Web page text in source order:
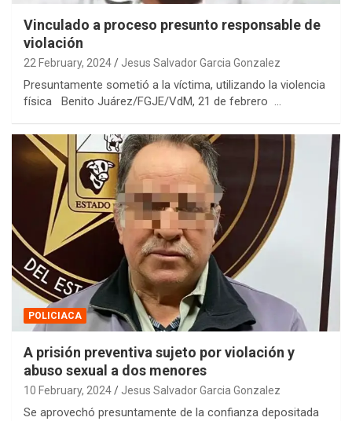
Vinculado a proceso presunto responsable de
violación
22 February, 2024 Jesus Salvador Garcia Gonzalez
Presuntamente sometió a la víctima, utilizando la violencia
física Benito Juárez/FGJE/VdM, 21 de febrero …
POLICIACA
A prisión preventiva sujeto por violación y
abuso sexual a dos menores
10 February, 2024 Jesus Salvador Garcia Gonzalez
Se aprovechó presuntamente de la confianza depositada